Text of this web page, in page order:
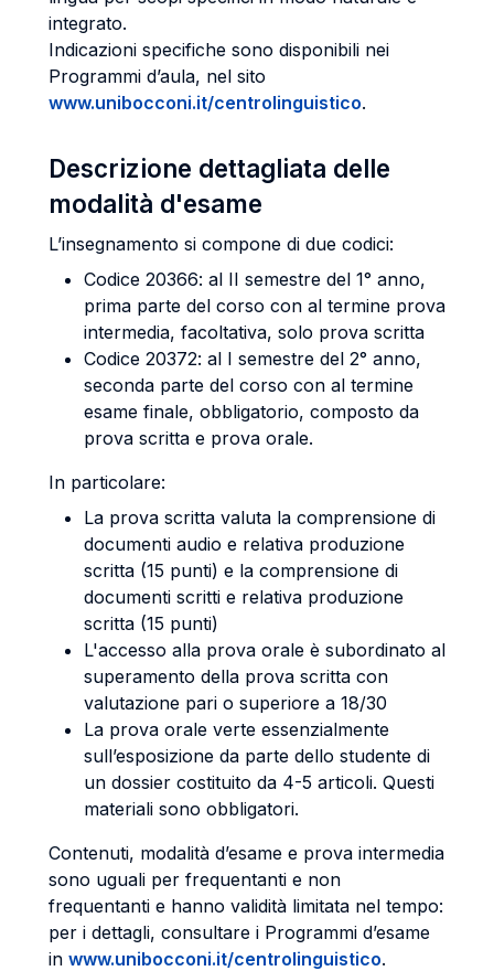
integrato.
Indicazioni specifiche sono disponibili nei
Programmi d’aula, nel sito
www.unibocconi.it/centrolinguistico.
Descrizione dettagliata delle
modalità d'esame
L’insegnamento si compone di due codici:
Codice 20366: al II semestre del 1° anno,
prima parte del corso con al termine prova
intermedia, facoltativa, solo prova scritta
Codice 20372: al I semestre del 2° anno,
seconda parte del corso con al termine
esame finale, obbligatorio, composto da
prova scritta e prova orale.
In particolare:
La prova scritta valuta la comprensione di
documenti audio e relativa produzione
scritta (15 punti) e la comprensione di
documenti scritti e relativa produzione
scritta (15 punti)
L'accesso alla prova orale è subordinato al
superamento della prova scritta con
valutazione pari o superiore a 18/30
La prova orale verte essenzialmente
sull’esposizione da parte dello studente di
un dossier costituito da 4-5 articoli. Questi
materiali sono obbligatori.
Contenuti, modalità d’esame e prova intermedia
sono uguali per frequentanti e non
frequentanti e hanno validità limitata nel tempo:
per i dettagli, consultare i Programmi d’esame
in www.unibocconi.it/centrolinguistico.